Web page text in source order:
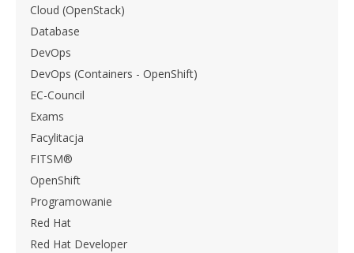
Cloud (OpenStack)
Database
DevOps
DevOps (Containers - OpenShift)
EC-Council
Exams
Facylitacja
FITSM®
OpenShift
Programowanie
Red Hat
Red Hat Developer